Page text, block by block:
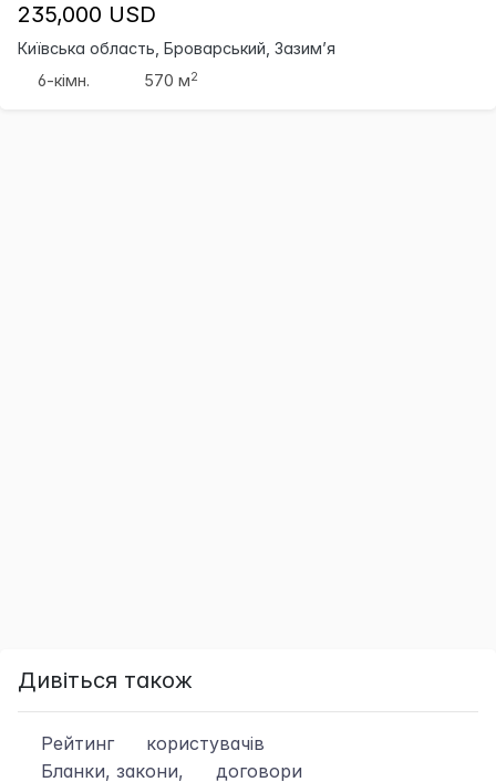
235,000 USD
Київська область, Броварський, Зазим’я
6-кімн.
570 м2
Дивіться також
Рейтинг
користувачів
Бланки, закони,
договори